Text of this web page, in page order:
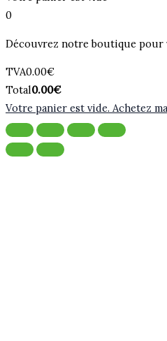
0
Découvrez notre boutique
Montant
de
la
taxe:
TVA0.00€
Total
du
panier:
Total0.00€
Votre panier est vide. Achetez